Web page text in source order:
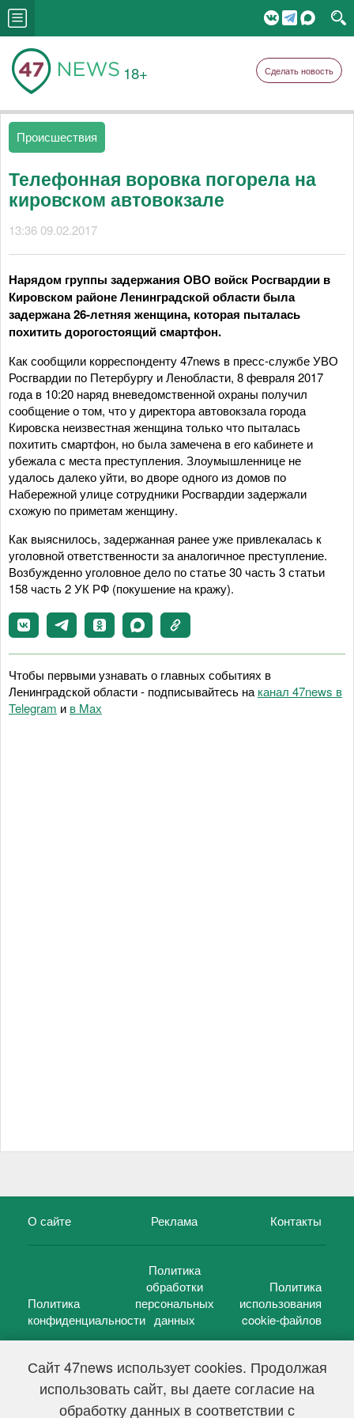
Сайт 47news использует cookies. Продолжая
использовать сайт, вы даете согласие на
обработку данных в соответствии с
18+ Сделать новость
Происшествия
Телефонная воровка погорела на
кировском автовокзале
13:36 09.02.2017
Нарядом группы задержания ОВО войск Росгвардии в
Кировском районе Ленинградской области была
задержана 26-летняя женщина, которая пыталась
похитить дорогостоящий смартфон.
Как сообщили корреспонденту 47news в пресс-службе УВО
Росгвардии по Петербургу и Ленобласти, 8 февраля 2017
года в 10:20 наряд вневедомственной охраны получил
сообщение о том, что у директора автовокзала города
Кировска неизвестная женщина только что пыталась
похитить смартфон, но была замечена в его кабинете и
убежала с места преступления. Злоумышленнице не
удалось далеко уйти, во дворе одного из домов по
Набережной улице сотрудники Росгвардии задержали
схожую по приметам женщину.
Как выяснилось, задержанная ранее уже привлекалась к
уголовной ответственности за аналогичное преступление.
Возбужденно уголовное дело по статье 30 часть 3 статьи
158 часть 2 УК РФ (покушение на кражу).
Чтобы первыми узнавать о главных событиях в
Ленинградской области - подписывайтесь на канал 47news в
Telegram и в Maх
О сайте Реклама Контакты
Политика
конфиденциальности
Политика
обработки
персональных
данных
Политика
использования
cookie-файлов
47 новостей (47 news)2005 — 2026 г.
Свидетельство о регистрации СМИ Эл № ФС 77-39848, выдано